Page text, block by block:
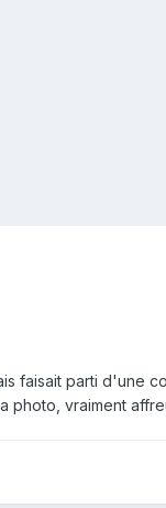
faisait parti d'une
photo, vraiment